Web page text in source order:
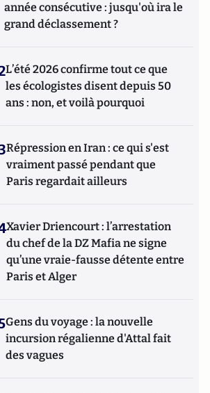
année consécutive : jusqu'où ira le
grand déclassement ?
L’été 2026 confirme tout ce que
les écologistes disent depuis 50
ans : non, et voilà pourquoi
Répression en Iran : ce qui s'est
vraiment passé pendant que
Paris regardait ailleurs
Xavier Driencourt : l’arrestation
du chef de la DZ Mafia ne signe
qu’une vraie-fausse détente entre
Paris et Alger
Gens du voyage : la nouvelle
incursion régalienne d'Attal fait
des vagues